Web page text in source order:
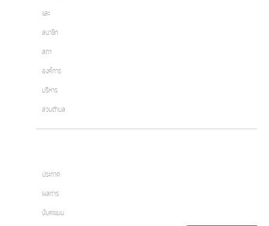
และ
สมาชิก
สภา
องค์การ
บริหาร
ส่วนตำบล
ประกาศ
ผลการ
นับคะแนน